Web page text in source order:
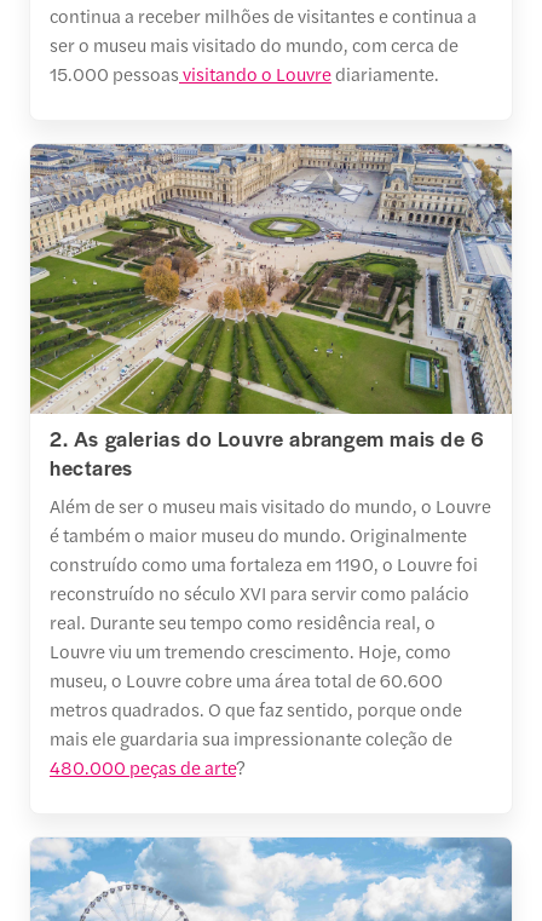
continua a receber milhões de visitantes e continua a
ser o museu mais visitado do mundo, com cerca de
15.000 pessoasvisitando o Louvrediariamente.
2. As galerias do Louvre abrangem mais de 6
hectares
Além de ser o museu mais visitado do mundo, o Louvre
é também o maior museu do mundo. Originalmente
construído como uma fortaleza em 1190, o Louvre foi
reconstruído no século XVI para servir como palácio
real. Durante seu tempo como residência real, o
Louvre viu um tremendo crescimento. Hoje, como
museu, o Louvre cobre uma área total de 60.600
metros quadrados. O que faz sentido, porque onde
mais ele guardaria sua impressionante coleção de
480.000 peças de arte?